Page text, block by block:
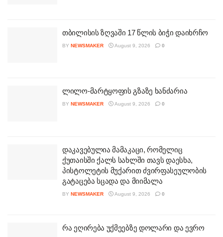
თბილისის ზღვაში 17 წლის ბიჭი დაიხრჩო
BY NEWSMAKER August 9, 2026 0
ლილო-მარტყოფის გზაზე ხანძარია
BY NEWSMAKER August 9, 2026 0
დაკავებულია მამაკაცი, რომელიც
ქუთაისში ქალს სახლში თავს დაესხა,
პისტოლეტის მუქარით ძვირფასეულობის
გატაცება სცადა და მიიმალა
BY NEWSMAKER August 9, 2026 0
რა ეღირება უქმეებზე დოლარი და ევრო